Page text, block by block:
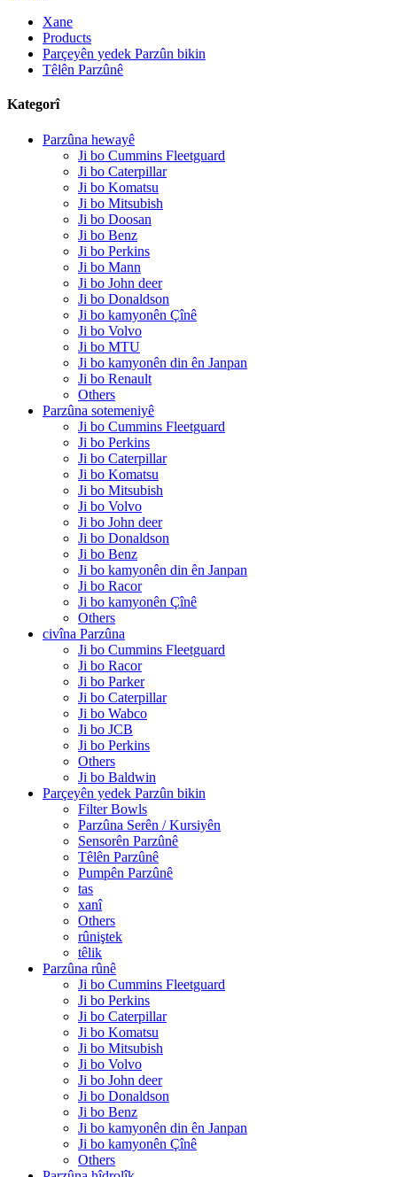
Xane
Products
Parçeyên yedek Parzûn bikin
Têlên Parzûnê
Kategorî
Parzûna hewayê
Ji bo Cummins Fleetguard
Ji bo Caterpillar
Ji bo Komatsu
Ji bo Mitsubish
Ji bo Doosan
Ji bo Benz
Ji bo Perkins
Ji bo Mann
Ji bo John deer
Ji bo Donaldson
Ji bo kamyonên Çînê
Ji bo Volvo
Ji bo MTU
Ji bo kamyonên din ên Janpan
Ji bo Renault
Others
Parzûna sotemeniyê
Ji bo Cummins Fleetguard
Ji bo Perkins
Ji bo Caterpillar
Ji bo Komatsu
Ji bo Mitsubish
Ji bo Volvo
Ji bo John deer
Ji bo Donaldson
Ji bo Benz
Ji bo kamyonên din ên Janpan
Ji bo Racor
Ji bo kamyonên Çînê
Others
civîna Parzûna
Ji bo Cummins Fleetguard
Ji bo Racor
Ji bo Parker
Ji bo Caterpillar
Ji bo Wabco
Ji bo JCB
Ji bo Perkins
Others
Ji bo Baldwin
Parçeyên yedek Parzûn bikin
Filter Bowls
Parzûna Serên / Kursiyên
Sensorên Parzûnê
Têlên Parzûnê
Pumpên Parzûnê
tas
xanî
Others
rûniştek
têlik
Parzûna rûnê
Ji bo Cummins Fleetguard
Ji bo Perkins
Ji bo Caterpillar
Ji bo Komatsu
Ji bo Mitsubish
Ji bo Volvo
Ji bo John deer
Ji bo Donaldson
Ji bo Benz
Ji bo kamyonên din ên Janpan
Ji bo kamyonên Çînê
Others